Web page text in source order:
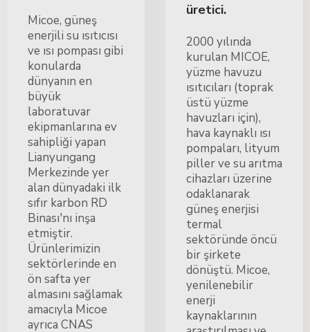
Micoe, güneş
enerjili su ısıtıcısı
ve ısı pompası gibi
konularda
dünyanın en
büyük
laboratuvar
ekipmanlarına ev
sahipliği yapan
Lianyungang
Merkezinde yer
alan dünyadaki ilk
sıfır karbon RD
Binası'nı inşa
etmiştir.
Ürünlerimizin
sektörlerinde en
ön safta yer
almasını sağlamak
amacıyla Micoe
ayrıca CNAS
üretici.
2000 yılında
kurulan MICOE,
yüzme havuzu
ısıtıcıları (toprak
üstü yüzme
havuzları için),
hava kaynaklı ısı
pompaları, lityum
piller ve su arıtma
cihazları üzerine
odaklanarak
güneş enerjisi
termal
sektöründe öncü
bir şirkete
dönüştü. Micoe,
yenilenebilir
enerji
kaynaklarının